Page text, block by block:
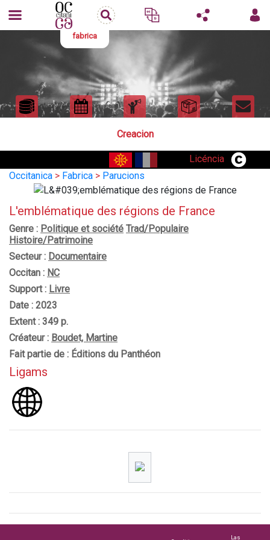
fabrica
Creacion
Licéncia
Occitanica > Fabrica > Parucions
L'emblématique des régions de France
Genre : Politique et société Trad/Populaire
Histoire/Patrimoine
Secteur : Documentaire
Occitan : NC
Support : Livre
Date : 2023
Extent : 349 p.
Créateur : Boudet, Martine
Fait partie de : Éditions du Panthéon
Ligams
Las